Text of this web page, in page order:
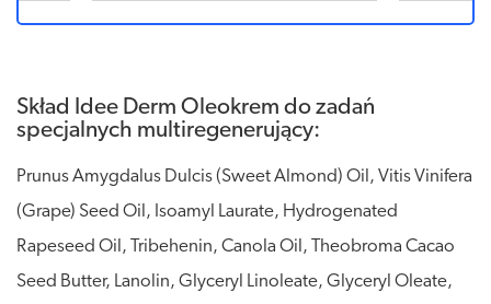
Skład Idee Derm Oleokrem do zadań
specjalnych multiregenerujący:
Prunus Amygdalus Dulcis (Sweet Almond) Oil, Vitis Vinifera
(Grape) Seed Oil, Isoamyl Laurate, Hydrogenated
Rapeseed Oil, Tribehenin, Canola Oil, Theobroma Cacao
Seed Butter, Lanolin, Glyceryl Linoleate, Glyceryl Oleate,